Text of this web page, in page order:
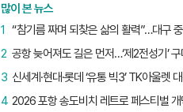
많이 본 뉴스
1
2
신세계·현대·롯데 ‘유통 빅3’ TK아울렛
3
4